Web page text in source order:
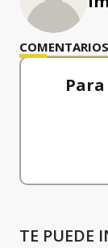
COMENTARIOS
TE PUEDE